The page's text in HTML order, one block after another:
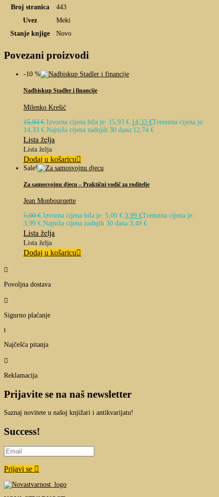
Broj stranica
443
Uvez
Meki
Stanje knjige
Novo
Povezani proizvodi
-10 %
Nadbiskup Stadler i financije
Milenko Krešić
15,93€ Izvorna cijena bila je: 15,93 €. 14,33 €Trenutna cijena je:
14,33 €. Najniža cijena zadnjih 30 dana:12,74 €
Lista želja
Lista želja
Dodaj u košaricu
Sale!
Za samosvojnu djecu – Praktični vodič za roditelje
Jean Monbourqette
5,00€ Izvorna cijena bila je: 5,00 €.3,99 €Trenutna cijena je:
3,99 €.Najniža cijena zadnjih 30 dana:3,49 €
Lista želja
Lista želja
Dodaj u košaricu

Povoljna dostava

Sigurno plaćanje
t
Najčešća pitanja

Reklamacija
Prijavite se na naš newsletter
Saznaj novitete u našoj knjižari i antikvarijatu!
Success!
Prijavi se